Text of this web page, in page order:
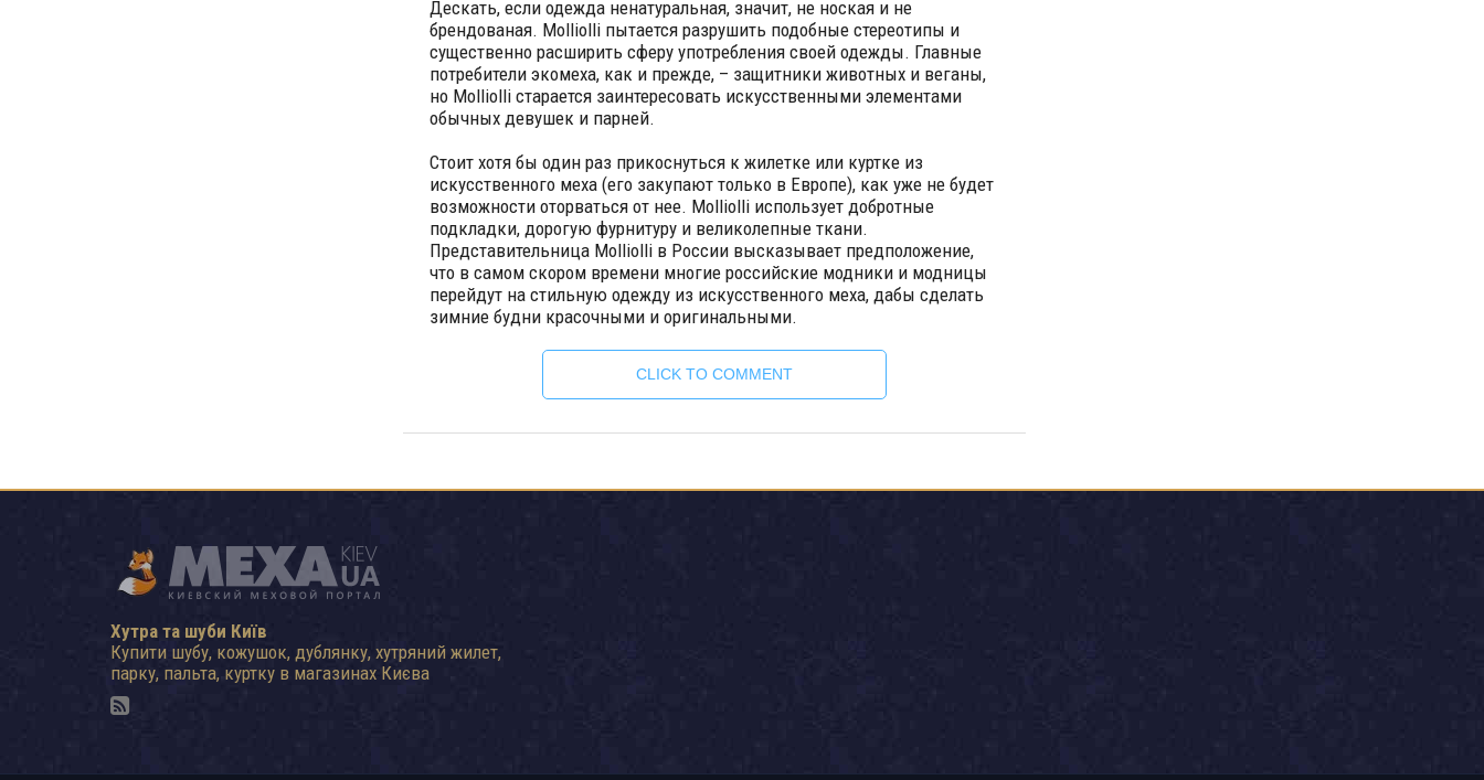
Дескать, если одежда ненатуральная, значит, не ноская и не
брендованая. Molliolli пытается разрушить подобные стереотипы и
существенно расширить сферу употребления своей одежды. Главные
потребители экомеха, как и прежде, – защитники животных и веганы,
но Molliolli старается заинтересовать искусственными элементами
обычных девушек и парней.
Стоит хотя бы один раз прикоснуться к жилетке или куртке из
искусственного меха (его закупают только в Европе), как уже не будет
возможности оторваться от нее. Molliolli использует добротные
подкладки, дорогую фурнитуру и великолепные ткани.
Представительница Molliolli в России высказывает предположение,
что в самом скором времени многие российские модники и модницы
перейдут на стильную одежду из искусственного меха, дабы сделать
зимние будни красочными и оригинальными.
CLICK TO COMMENT
Хутра та шуби Київ
Купити шубу, кожушок, дублянку, хутряний жилет,
парку, пальта, куртку в магазинах Києва